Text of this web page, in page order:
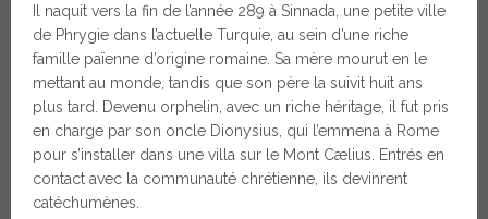
Il naquit vers la fin de l’année 289 à Sinnada, une petite ville
de Phrygie dans l’actuelle Turquie, au sein d’une riche
famille païenne d’origine romaine. Sa mère mourut en le
mettant au monde, tandis que son père la suivit huit ans
plus tard. Devenu orphelin, avec un riche héritage, il fut pris
en charge par son oncle Dionysius, qui l’emmena à Rome
pour s’installer dans une villa sur le Mont Cælius. Entrés en
contact avec la communauté chrétienne, ils devinrent
catéchumènes.